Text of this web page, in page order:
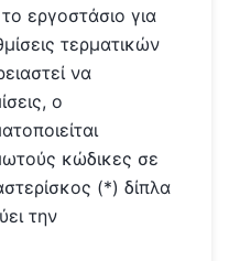
εργοστάσιο για
τερματικών
να
ο
κώδικες σε
(*) δίπλα
την